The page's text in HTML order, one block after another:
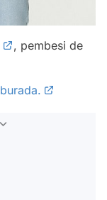
, pembesi de
burada.